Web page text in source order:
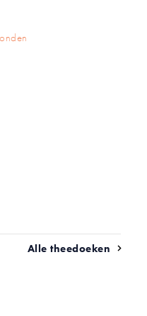
Alle theedoeken